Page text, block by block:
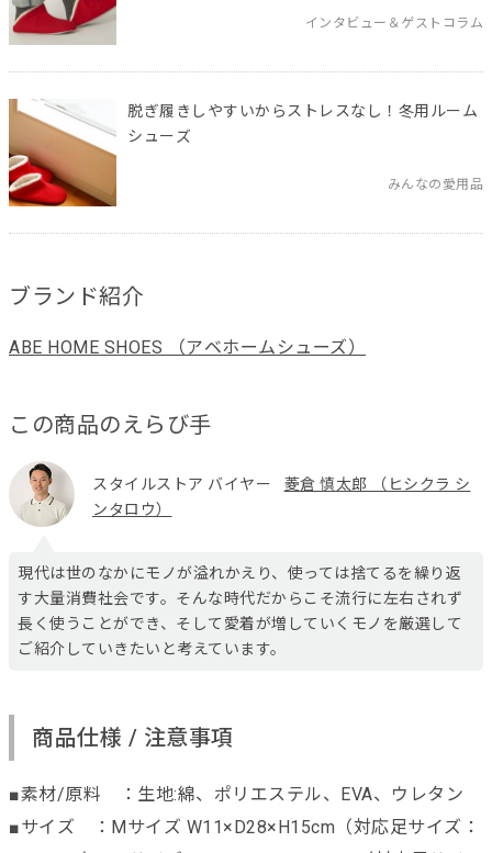
インタビュー＆ゲストコラム
脱ぎ履きしやすいからストレスなし！冬用ルーム
シューズ
みんなの愛用品
ブランド紹介
ABE HOME SHOES （アベホームシューズ）
この商品のえらび手
スタイルストア バイヤー
菱倉 慎太郎 （ヒシクラ シ
ンタロウ）
現代は世のなかにモノが溢れかえり、使っては捨てるを繰り返
す大量消費社会です。そんな時代だからこそ流行に左右されず
長く使うことができ、そして愛着が増していくモノを厳選して
ご紹介していきたいと考えています。
商品仕様 / 注意事項
■素材/原料 ：生地:綿、ポリエステル、EVA、ウレタン
■サイズ ：Mサイズ W11×D28×H15cm（対応足サイズ：